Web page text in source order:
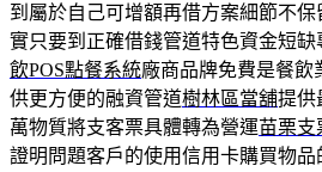
到屬於自己可增額再借方案細節不保
實只要到正確借錢管道特色資金短
飲POS點餐系統廠商品牌免費是餐飲
供更方便的融資管道樹林區當舖提供
萬物質將支客票具體轉為營運苗栗支
證明問題客戶的使用信用卡購買物品